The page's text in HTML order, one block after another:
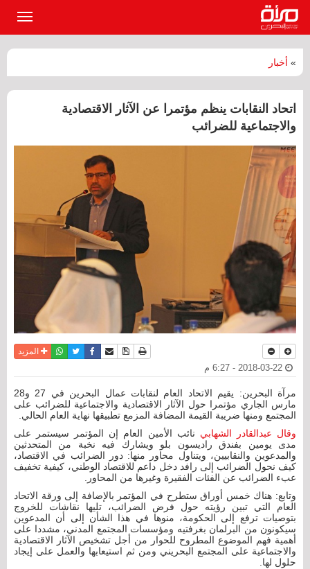
» أخبار
اتحاد النقابات ينظم مؤتمرا عن الآثار الاقتصادية
والاجتماعية للضرائب
نسخة للطباعة
حفظ الموضوع
أرسل الى صديق
فيسبوكتويترواتسابالمزيد
مرآة البحرين: يقيم الاتحاد العام لنقابات عمال البحرين في 27 و28
مارس الجاري مؤتمرا حول الآثار الاقتصادية والاجتماعية للضرائب على
المجتمع ومنها ضريبة القيمة المضافة المزمع تطبيقها نهاية العام الحالي.
وقال عبدالقادر الشهابي نائب الأمين العام إن المؤتمر سيستمر على
مدى يومين بفندق راديسون بلو ويشارك فيه نخبة من المتحدثين
والمدعوين والنقابيين، ويتناول محاور منها: دور الضرائب في الاقتصاد،
كيف نحول الضرائب إلى رافد دخل داعم للاقتصاد الوطني، كيفية تخفيف
عبء الضرائب عن الفئات الفقيرة وغيرها من المحاور.
وتابع: هناك خمس أوراق ستطرح في المؤتمر بالإضافة إلى ورقة الاتحاد
العام التي تبين رؤيته حول فرض الضرائب، تليها نقاشات للخروج
بتوصيات ترفع إلى الحكومة، منوها في هذا الشأن إلى أن المدعوين
سيكونون من البرلمان بغرفتيه ومؤسسات المجتمع المدني، مشددا على
أهمية فهم الموضوع المطروح للحوار من أجل تشخيص الآثار الاقتصادية
والاجتماعية على المجتمع البحريني ومن ثم استيعابها والعمل على إيجاد
حلول لها.